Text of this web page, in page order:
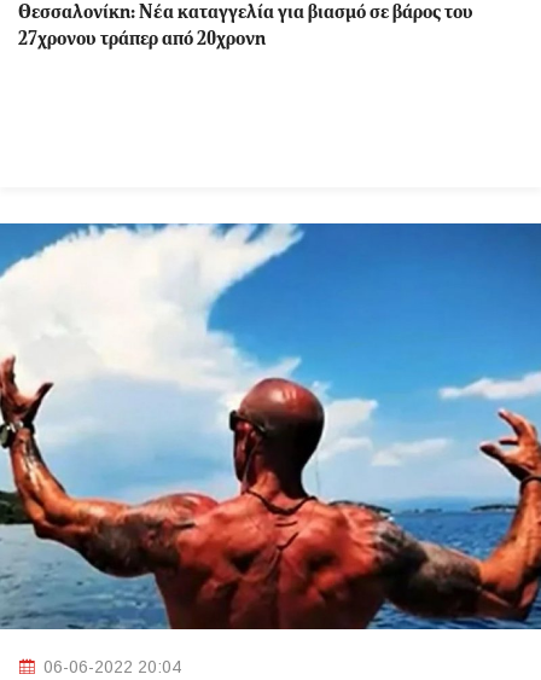
Θεσσαλονίκη: Νέα καταγγελία για βιασμό σε βάρος του
27χρονου τράπερ από 20χρονη
06-06-2022 20:04